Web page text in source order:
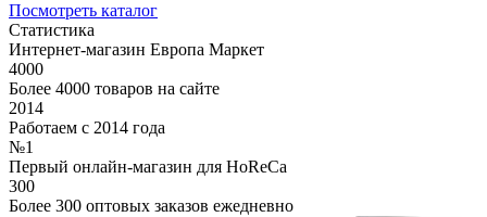
Посмотреть каталог
Статистика
Интернет-магазин Европа Маркет
4000
Более 4000 товаров на сайте
2014
Работаем с 2014 года
№1
Первый онлайн-магазин для HoReCa
300
Более 300 оптовых заказов ежедневно